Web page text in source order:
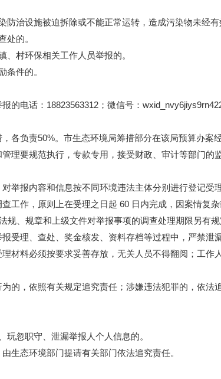
设施被迫拆除或不能正常运转，造成污染物未经有
的。
村环保相关工作人员举报的。
件的。
电话：18823563312；微信号：wxid_nvy6jiys9rn422
负责50%。市生态环境局筹措部分在该局预算办案
理要规范执行，专款专用，接受财政、审计等部门的
报内容和信息按不同环境违法主体分别进行登记受
工作，原则上在受理之日起 60 日内完成，因案情复
、规章和上级文件对举报事项的调查处理期限另有规
理、查处、奖金核发、资料存档等过程中，严禁泄
材料必须按要求妥善存放，无关人员不得翻阅；工作
，依照有关规定追究责任；涉嫌违法犯罪的，依法
忽职守、泄漏举报人个人信息的。
态环境部门提请有关部门依法追究责任。